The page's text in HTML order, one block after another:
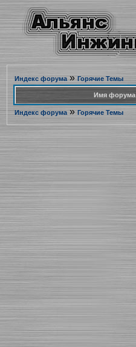
Индекс форума» Горячие Темы
Имя форума
Индекс форума» Горячие Темы